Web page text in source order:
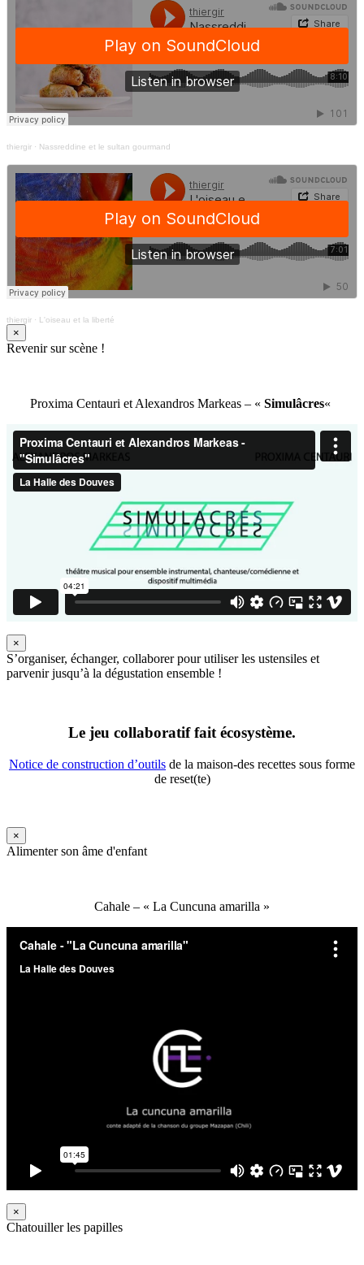
thiergir · Nassreddine et le sultan gourmand
thiergir · L'oiseau et la liberté
×
Revenir sur scène !
Proxima Centauri et Alexandros Markeas – « Simulâcres«
×
S’organiser, échanger, collaborer pour utiliser les ustensiles et
parvenir jusqu’à la dégustation ensemble !
Le jeu collaboratif fait écosystème.
Notice de construction d’outils de la maison-des recettes sous forme
de reset(te)
×
Alimenter son âme d'enfant
Cahale – « La Cuncuna amarilla »
×
Chatouiller les papilles